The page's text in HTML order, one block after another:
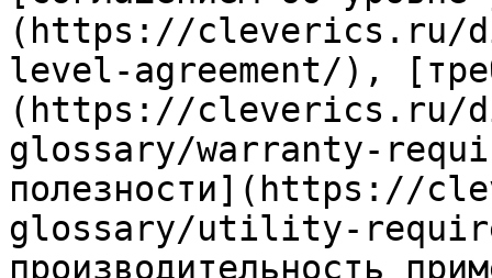
(https://cleverics.ru/
level-agreement/),
(https://cleverics.ru/
glossary/warranty-
полезности](https://
glossary/utility-
производительность